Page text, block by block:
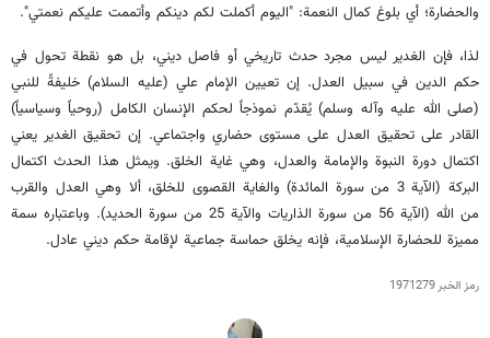
والحضارة؛ أي بلوغ كمال النعمة: "اليوم أكملت لكم دينكم وأتممت عليكم نعمتي".
لذا، فإن الغدير ليس مجرد حدث تاريخي أو فاصل ديني، بل هو نقطة تحول في
حكم الدين في سبيل العدل. إن تعيين الإمام علي (عليه السلام) خليفةً للنبي
(صلى الله عليه وآله وسلم) يُقدّم نموذجاً لحكم الإنسان الكامل (روحياً وسياسياً)
القادر على تحقيق العدل على مستوى حضاري واجتماعي. إن تحقيق الغدير يعني
اكتمال دورة النبوة والإمامة والعدل، وهي غاية الخلق. ويمثل هذا الحدث اكتمال
البركة (الآية 3 من سورة المائدة) والغاية القصوى للخلق، ألا وهي العدل والقرب
من الله (الآية 56 من سورة الذاريات والآية 25 من سورة الحديد). وباعتباره سمة
مميزة للحضارة الإسلامية، فإنه يخلق حماسة جماعية لإقامة حكم ديني عادل.
رمز الخبر1971279